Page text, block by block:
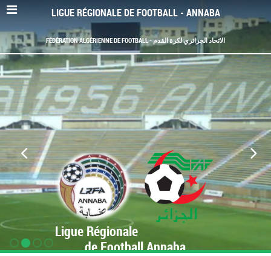
LIGUE RÉGIONALE DE FOOTBALL - ANNABA
FÉDÉRATION ALGÉRIENNE DE FOOTBALL - الاتحاد الجزائري لكرة القدم
Ligue Régionale
de Football Annaba